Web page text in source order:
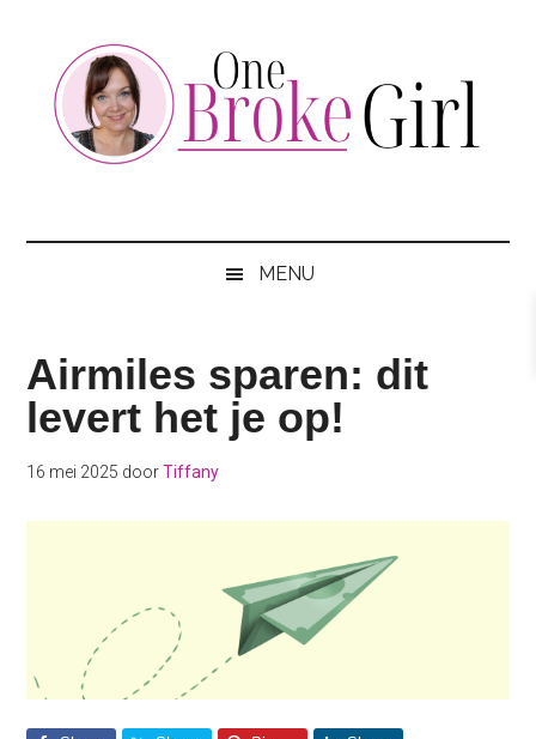
content
secondary
MENU
Airmiles sparen: dit
levert het je op!
16 mei 2025 doorTiffany